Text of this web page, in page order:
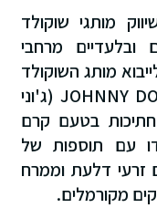
מותגי שוקולד
ובלעדיים מרחבי
מותג השוקולד
האיכותי מהמובילים בעולם JOHNNY DOODLE (ג'וני
בטעם קרם
עם תוספות של
זרעי דלעת וממרח
מקורמלים.